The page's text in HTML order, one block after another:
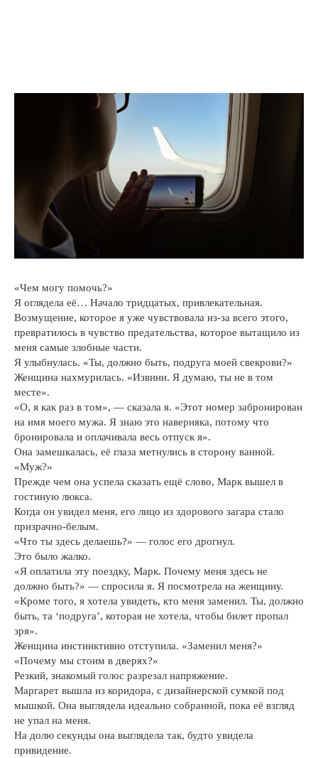
«Чем могу помочь?»
Я оглядела её… Начало тридцатых, привлекательная.
Возмущение, которое я уже чувствовала из-за всего этого,
превратилось в чувство предательства, которое вытащило из
меня самые злобные части.
Я улыбнулась. «Ты, должно быть, подруга моей свекрови?»
Женщина нахмурилась. «Извини. Я думаю, ты не в том
месте».
«О, я как раз в том», — сказала я. «Этот номер забронирован
на имя моего мужа. Я знаю это наверняка, потому что
бронировала и оплачивала весь отпуск я».
Она замешкалась, её глаза метнулись в сторону ванной.
«Муж?»
Прежде чем она успела сказать ещё слово, Марк вышел в
гостиную люкса.
Когда он увидел меня, его лицо из здорового загара стало
призрачно-белым.
«Что ты здесь делаешь?» — голос его дрогнул.
Это было жалко.
«Я оплатила эту поездку, Марк. Почему меня здесь не
должно быть?» — спросила я. Я посмотрела на женщину.
«Кроме того, я хотела увидеть, кто меня заменил. Ты, должно
быть, та ‘подруга’, которая не хотела, чтобы билет пропал
зря».
Женщина инстинктивно отступила. «Заменил меня?»
«Почему мы стоим в дверях?»
Резкий, знакомый голос разрезал напряжение.
Маргарет вышла из коридора, с дизайнерской сумкой под
мышкой. Она выглядела идеально собранной, пока её взгляд
не упал на меня.
На долю секунды она выглядела так, будто увидела
привидение.